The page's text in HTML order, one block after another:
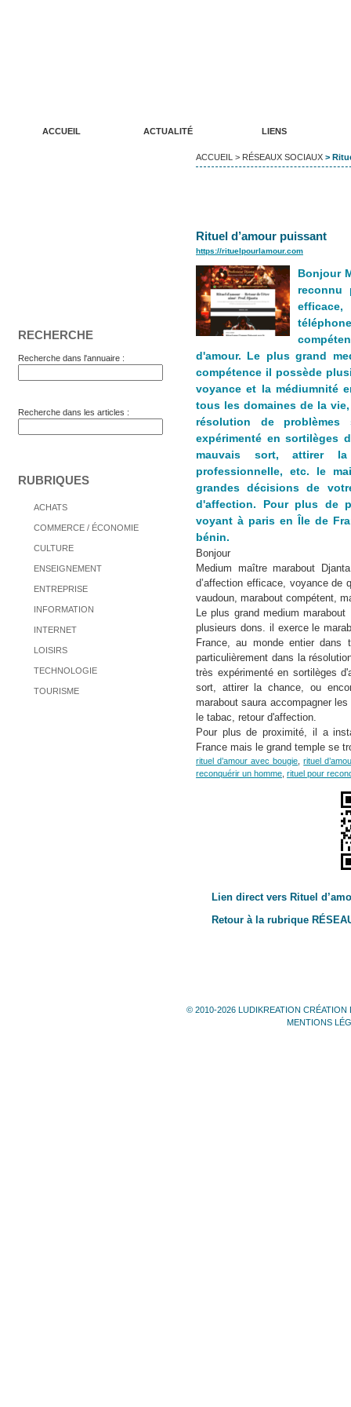
ACCUEIL ACTUALITÉ LIENS
RECHERCHE
Recherche dans l'annuaire :
Recherche dans les articles :
RUBRIQUES
ACHATS
COMMERCE / ÉCONOMIE
CULTURE
ENSEIGNEMENT
ENTREPRISE
INFORMATION
INTERNET
LOISIRS
TECHNOLOGIE
TOURISME
ACCUEIL > RÉSEAUX SOCIAUX >
Rituel d’amour puissant
https://rituelpourlamour.com
Bonjour
reconnu
d'amour. Le plus grand
compétence il possède
voyance et la médiumnité
tous les domaines de la
résolution de problèmes
expérimenté en sortilèges
mauvais sort, attirer
professionnelle, etc. le
grandes décisions de
d'affection. Pour plus de
voyant à paris en Île de
bénin.
Bonjour
Medium maître marabout
d’affection efficace, voyance de
vaudoun, marabout compétent,
Le plus grand medium
plusieurs dons. il exerce le
France, au monde entier
particulièrement dans la
très expérimenté en sortilèges
sort, attirer la chance, ou
marabout saura accompagner
le tabac, retour d'affection.
Pour plus de proximité, il a
France mais le grand temple se
rituel d’amour avec bougie ,rituel
reconquérir un homme rituel pour
Lien direct vers Rituel
Retour à la rubrique
© 2010-2026 LUDIKREATION CRÉATION
MENTIONS